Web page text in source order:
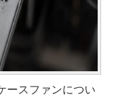
ースファンについ